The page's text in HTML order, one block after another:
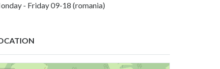
- Friday 09-18 (romania)